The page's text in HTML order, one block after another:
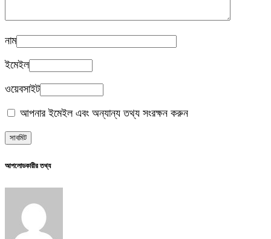
নাম
ইমেইল
ওয়েবসাইট
আপনার ইমেইল এবং অন্যান্য তথ্য সংরক্ষন করুন
আপলোডকারীর তথ্য